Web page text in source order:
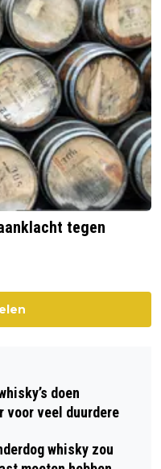
tegen
doen
voor veel duurdere
whisky zou